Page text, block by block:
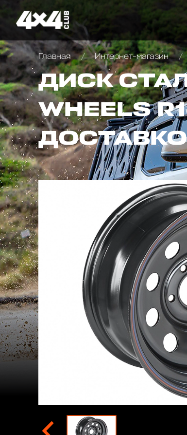
Главная Интернет-магазин
ДИСК
WHEELS